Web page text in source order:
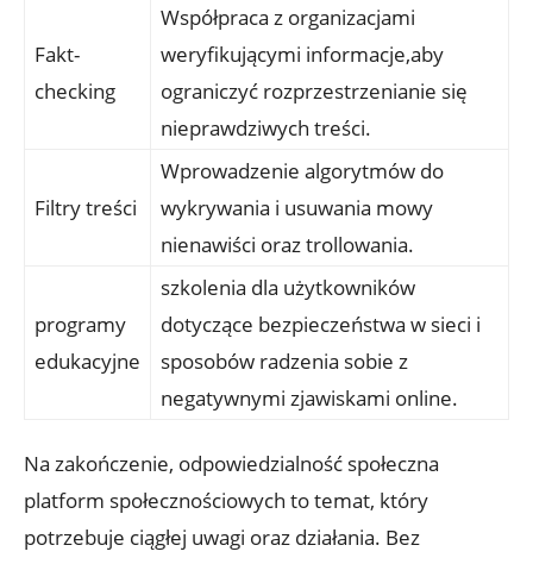
Fakt-
checking
Współpraca z organizacjami
weryfikującymi informacje,aby
ograniczyć rozprzestrzenianie się
nieprawdziwych treści.
Filtry treści
Wprowadzenie algorytmów do
wykrywania i usuwania mowy
nienawiści oraz trollowania.
programy
edukacyjne
szkolenia dla użytkowników
dotyczące bezpieczeństwa w sieci i
sposobów radzenia sobie z
negatywnymi zjawiskami online.
Na zakończenie, odpowiedzialność społeczna
platform społecznościowych to temat, który
potrzebuje ciągłej uwagi oraz działania. Bez